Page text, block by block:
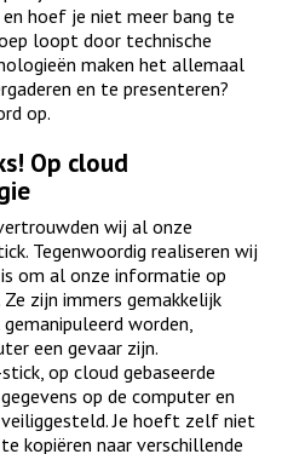
hoef je niet meer bang te
loopt door technische
maken het allemaal
en te presenteren?
op.
Op cloud
wij al onze
Tegenwoordig realiseren wij
om al onze informatie op
zijn immers gemakkelijk
worden,
een gevaar zijn.
op cloud gebaseerde
op de computer en
Je hoeft zelf niet
kopiëren naar verschillende